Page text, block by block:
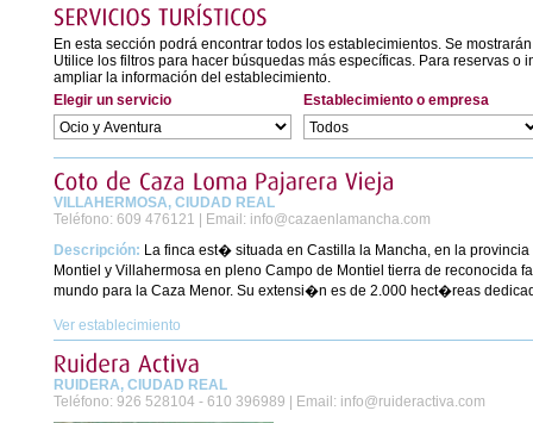
En esta sección podrá encontrar todos los establecimientos. Se
Utilice los filtros para hacer búsquedas más específicas. Para reservas
ampliar la información del establecimiento.
Elegir un servicio
Establecimiento o empresa
VILLAHERMOSA, CIUDAD REAL
Teléfono: 609 476121 | Email: info@cazaenlamancha.com
Descripción: La finca est� situada en Castilla la Mancha, en la
Montiel y Villahermosa en pleno Campo de Montiel tierra de reconocida
mundo para la Caza Menor. Su extensi�n es de 2.000 hect�reas
Ver establecimiento
RUIDERA, CIUDAD REAL
Teléfono: 926 528104 - 610 396989 | Email: info@ruideractiva.com